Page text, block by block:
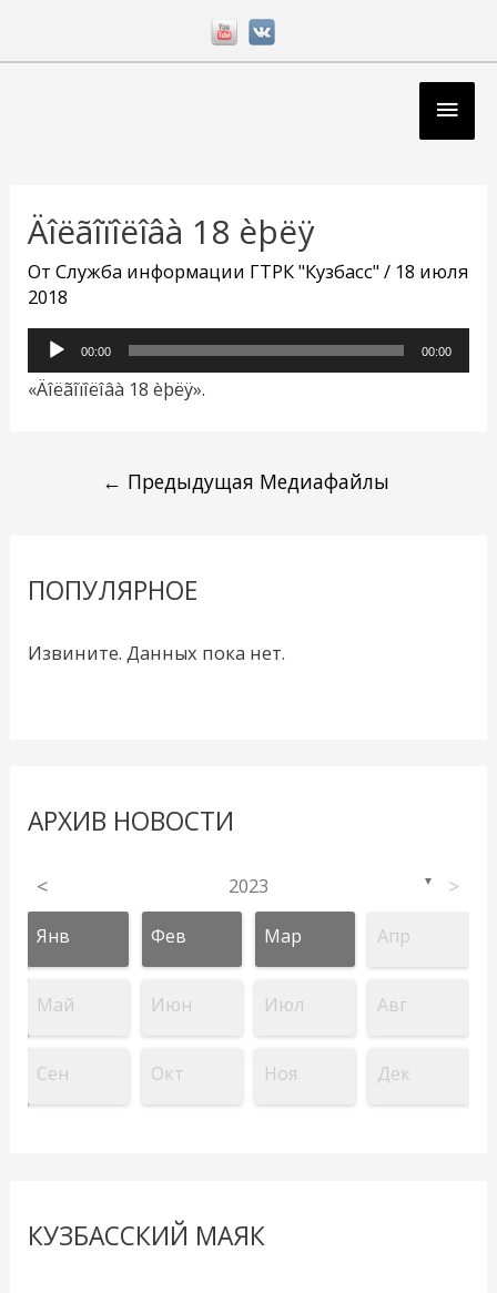
Äîëãîïîëîâà 18 èþëÿ
ОтСлужба информации ГТРК "Кузбасс"/ 18 июля
2018
Аудиоплеер
00:00 00:00
«Äîëãîïîëîâà 18 èþëÿ».
записям
← Предыдущая Медиафайлы
ПОПУЛЯРНОЕ
Извините. Данных пока нет.
АРХИВ НОВОСТИ
< 2023 ▼ >
Янв Фев Мар Апр
Май Июн Июл Авг
Сен Окт Ноя Дек
КУЗБАССКИЙ МАЯК